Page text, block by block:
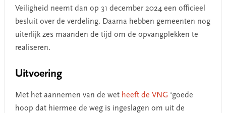
Veiligheid neemt dan op 31 december 2024 een officieel
besluit over de verdeling. Daarna hebben gemeenten nog
uiterlijk zes maanden de tijd om de opvangplekken te
realiseren.
Uitvoering
Met het aannemen van de wet heeft de VNG ‘goede
hoop dat hiermee de weg is ingeslagen om uit de